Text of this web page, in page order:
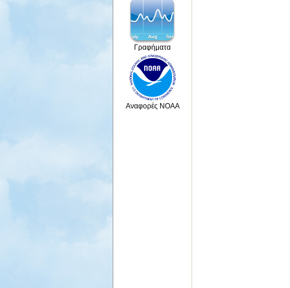
Γραφήματα
Αναφορές NOAA